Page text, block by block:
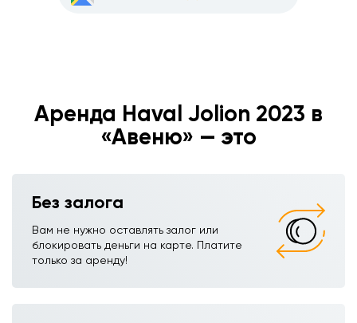
Аренда Haval Jolion 2023 в
«Авеню» — это
Без залога
Вам не нужно оставлять залог или
блокировать деньги на карте. Платите
только за аренду!